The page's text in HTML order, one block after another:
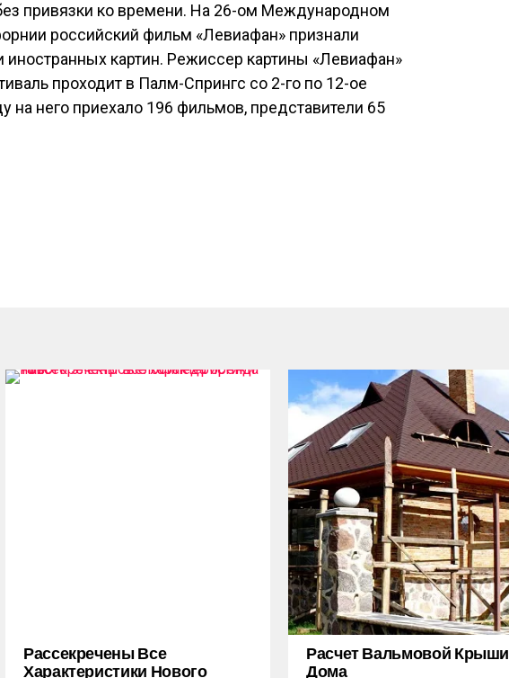
привязки ко времени. На 26-ом Международном
российский фильм «Левиафан» признали
картин. Режиссер картины «Левиафан»
проходит в Палм-Спрингс со 2-го по 12-ое
на него приехало 196 фильмов, представители 65
Рассекречены Все
Характеристики Нового
Расчет Вальмовой Крыши
Дома